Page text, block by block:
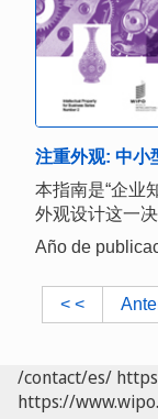
注重外观: 中小
本指南是“企业
外观设计这一
Año de
< <
/contact/es/
https://